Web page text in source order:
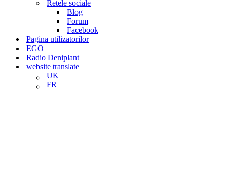
Retele sociale
Blog
Forum
Facebook
Pagina utilizatorilor
EGO
Radio Deniplant
website translate
UK
FR